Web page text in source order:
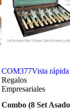
COM377Vista rápida
Regalos
Empresariales
Combo (8 Set Asado